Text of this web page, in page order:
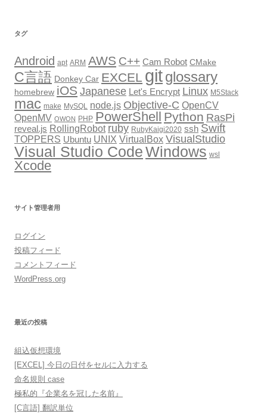
ン
タグ
Android apt ARM AWS C++ Cam Robot CMake
C言語 Donkey Car EXCEL gitglossary
homebrew iOS Japanese Let's Encrypt Linux M5Stack
mac make MySQL node.js Objective-C OpenCV
OpenMV OWON PHP PowerShell Python RasPi
reveal.js RollingRobot ruby RubyKaigi2020 ssh Swift
TOPPERS Ubuntu UNIX VirtualBox VisualStudio
Visual Studio CodeWindows wsl
Xcode
サイト管理者用
ログイン
投稿フィード
コメントフィード
WordPress.org
最近の投稿
組込仮想環境
[EXCEL] 今日の日付をセルに入力する
命名規則 case
極私的『企業名を冠した名前』
[C言語] 翻訳単位